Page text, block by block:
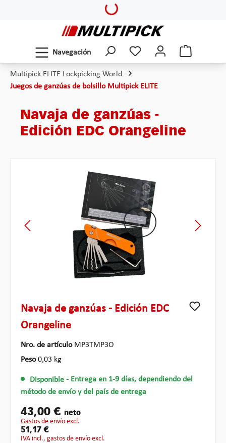
Loading...
Navegación
Multipick ELITE Lockpicking World
Juegos de ganzúas de bolsillo Multipick ELITE
Navaja de ganzúas -
Edición EDC Orangeline
Omitir galería de imágenes
Navaja de ganzúas - Edición EDC
Orangeline
Nro. de artículo MP3TMP3O
Peso0,03 kg
Disponible - Entrega en 1-9 días, dependiendo del
método de envío y del país de entrega
43,00 € neto
gastos de envío excl.
51,17 €
IVA incl., gastos de envío excl.